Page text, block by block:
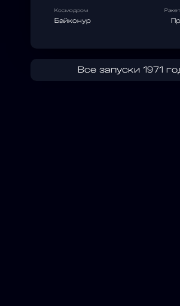
Космодром
Байконур
Все запуски 1971